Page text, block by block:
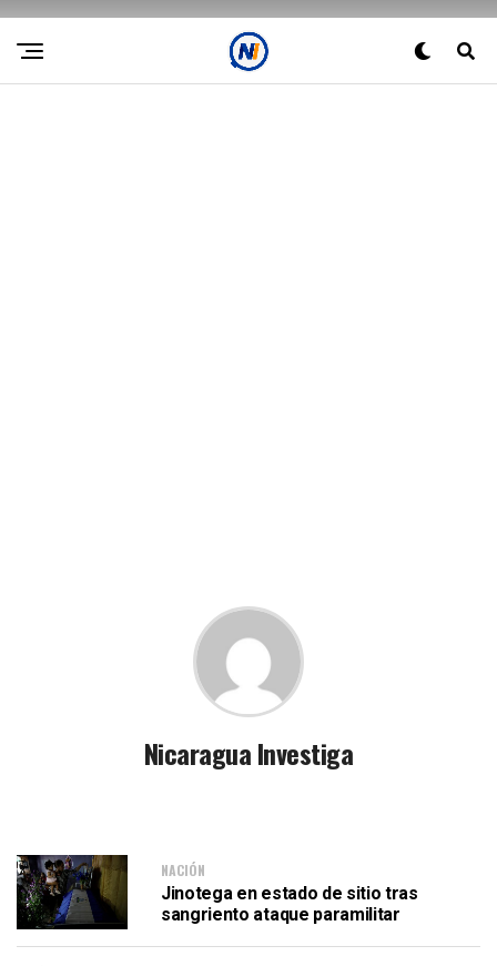
Nicaragua Investiga
NACIÓN
Jinotega en estado de sitio tras
sangriento ataque paramilitar